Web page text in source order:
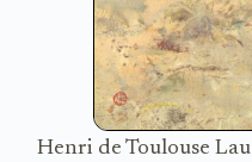
Henri de Toulouse